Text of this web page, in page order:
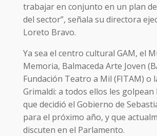
trabajar en conjunto en un plan
del sector”, señala su directora
Loreto Bravo.
Ya sea el centro cultural GAM, el
Memoria, Balmaceda Arte Joven
Fundación Teatro a Mil (FITAM) o
Grimaldi: a todos ellos les
que decidió el Gobierno de
para el próximo año, y que
discuten en el Parlamento.